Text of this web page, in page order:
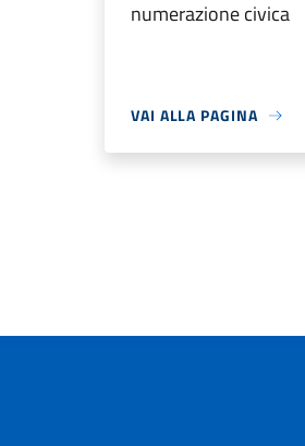
numerazione civica
VAI ALLA PAGINA